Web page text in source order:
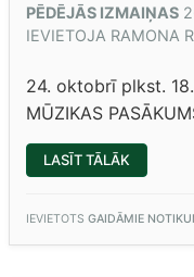
PĒDĒJĀS IZMAIŅAS
IEVIETOJA RAMONA
24. oktobrī plkst.
MŪZIKAS
LASĪT TĀLĀK
UZ
IEVIETOTS GAIDĀMIE